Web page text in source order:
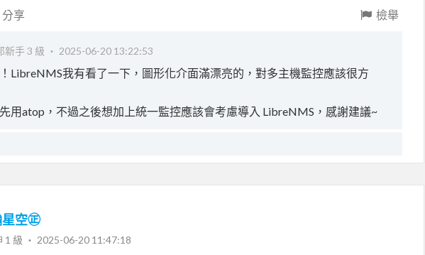
分享 檢舉
新手 3 級 ‧ 2025-06-20 13:22:53
LibreNMS我有看了一下，圖形化介面滿漂亮的，對多主機監控應該很方
用atop，不過之後想加上統一監控應該會考慮導入 LibreNMS，感謝建議~
空㊣
1 級 ‧ 2025-06-20 11:47:18